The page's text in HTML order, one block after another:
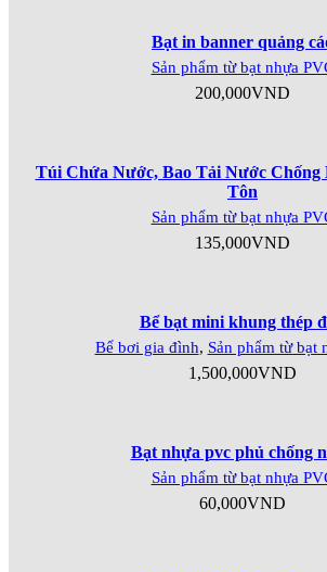
Bạt in banner quảng
Sản phẩm từ bạt nhựa
200,000VND
Túi Chứa Nước, Bao Tải Nước Chống
Tôn
Sản phẩm từ bạt nhựa
135,000VND
Bể bạt mini khung thép
Bể bơi gia đình, Sản phẩm từ bạt
1,500,000VND
Bạt nhựa pvc phủ chống
Sản phẩm từ bạt nhựa
60,000VND